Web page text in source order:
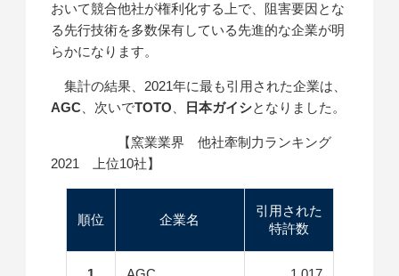
おいて競合他社が権利化する上で、阻害要因とな
る先行技術を多数保有している先進的な企業が明
らかになります。
集計の結果、2021年に最も引用された企業は、
AGC 、次いでTOTO 日本ガイシとなりました。
【窯業業界 他社牽制力ランキング
2021 上位10社】
順位 企業名
引用された
特許数